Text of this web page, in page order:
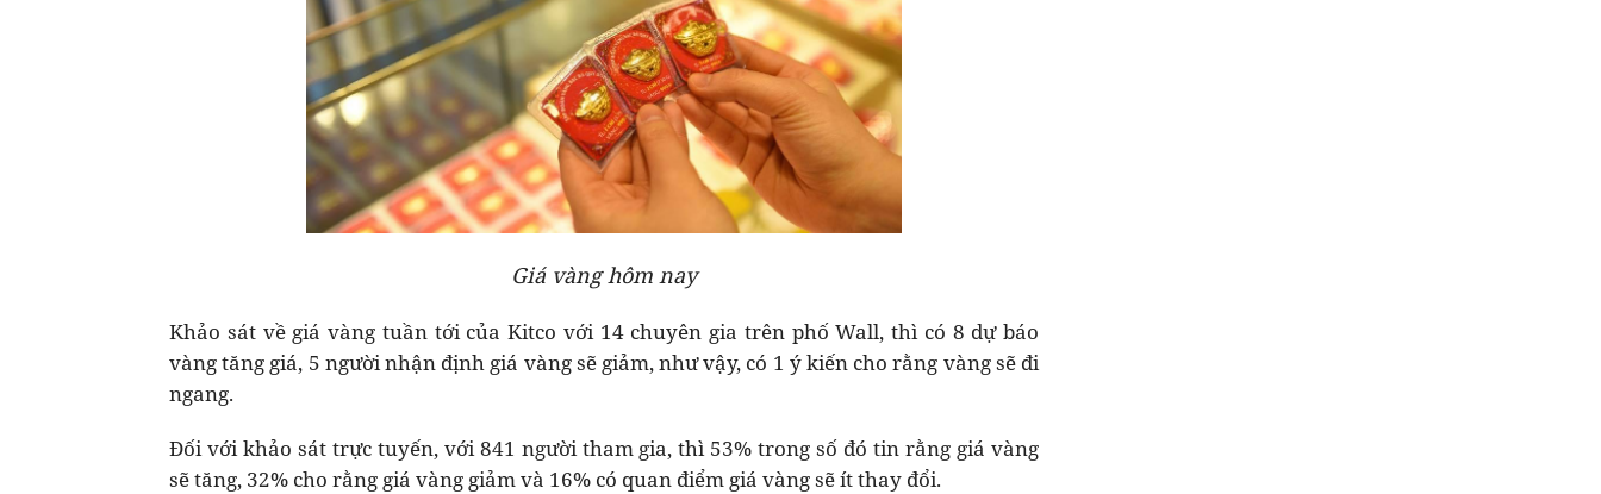
Giá vàng hôm nay
Khảo sát về giá vàng tuần tới của Kitco với 14 chuyên gia trên phố Wall, thì có 8 dự báo
vàng tăng giá, 5 người nhận định giá vàng sẽ giảm, như vậy, có 1 ý kiến cho rằng vàng sẽ đi
ngang.
Đối với khảo sát trực tuyến, với 841 người tham gia, thì 53% trong số đó tin rằng giá vàng
sẽ tăng, 32% cho rằng giá vàng giảm và 16% có quan điểm giá vàng sẽ ít thay đổi.